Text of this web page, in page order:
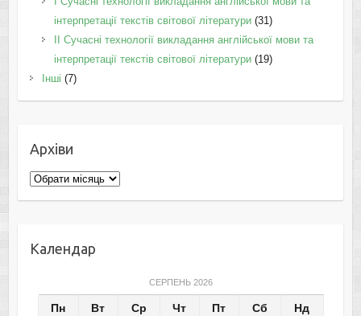
інтерпретації текстів світової літератури(31)
II Cучасні технології викладання англійської мови та
інтерпретації текстів світової літератури(19)
Інші (7)
Архіви
Архіви
Календар
СЕРПЕНЬ 2026
Пн Вт Ср Чт Пт Сб Нд